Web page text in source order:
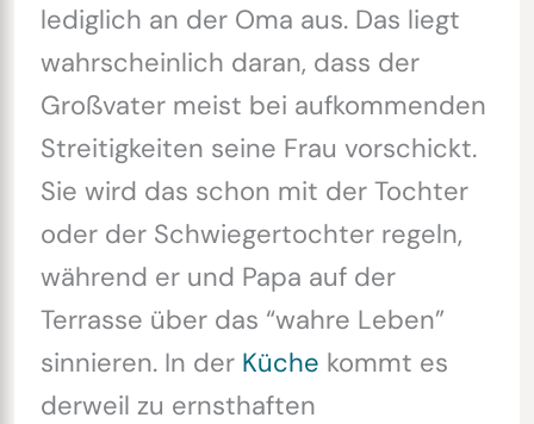
lediglich an der Oma aus. Das liegt
wahrscheinlich daran, dass der
Großvater meist bei aufkommenden
Streitigkeiten seine Frau vorschickt.
Sie wird das schon mit der Tochter
oder der Schwiegertochter regeln,
während er und Papa auf der
Terrasse über das “wahre Leben”
sinnieren. In der Küche kommt es
derweil zu ernsthaften